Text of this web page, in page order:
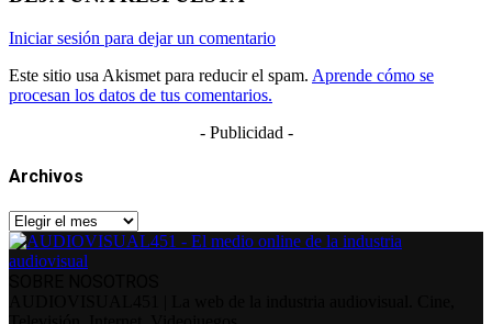
Iniciar sesión para dejar un comentario
Este sitio usa Akismet para reducir el spam. Aprende cómo se
procesan los datos de tus comentarios.
- Publicidad -
Archivos
Archivos